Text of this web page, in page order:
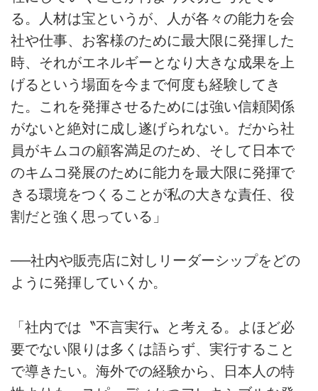
る。人材は宝というが、人が各々の能力を会
社や仕事、お客様のために最大限に発揮した
時、それがエネルギーとなり大きな成果を上
げるという場面を今まで何度も経験してき
た。これを発揮させるためには強い信頼関係
がないと絶対に成し遂げられない。だから社
員がキムコの顧客満足のため、そして日本で
のキムコ発展のために能力を最大限に発揮で
きる環境をつくることが私の大きな責任、役
割だと強く思っている」
──社内や販売店に対しリーダーシップをどの
ように発揮していくか。
「社内では〝不言実行〟と考える。よほど必
要でない限りは多くは語らず、実行すること
で導きたい。海外での経験から、日本人の特